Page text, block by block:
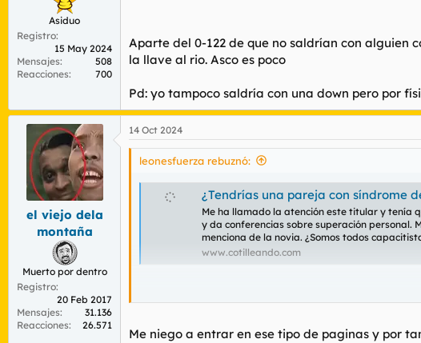
m
Asiduo
Registro
15 May 2024
Mensajes
508
Reacciones
700
Aparte del 0-122 de que no saldrían con alguien
la llave al rio. Asco es poco
Pd: yo tampoco saldría con una down pero por
el viejo dela
montaña
Muerto por dentro
Registro
20 Feb 2017
Mensajes
31.136
Reacciones
26.571
14 Oct 2024
leonesfuerza rebuznó:
¿Tendrías una pareja con síndrome
Me ha llamado la atención este titular y tenía
y da conferencias sobre superación personal.
menciona de la novia. ¿Somos todos
www.cotilleando.com
Aparte del 0-122 de que no saldrían con alguien con
Me niego a entrar en ese tipo de paginas y por